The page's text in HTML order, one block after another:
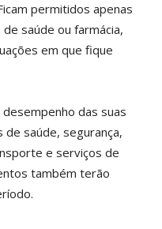
permitidos apenas
saúde ou farmácia,
em que fique
das suas
de saúde, segurança,
e serviços de
também terão